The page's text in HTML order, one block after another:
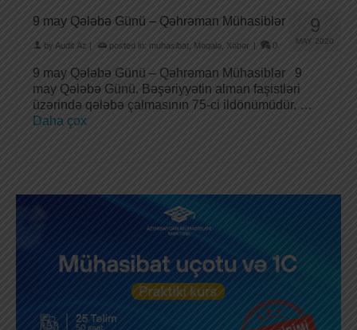
9
MAY 2020
9 may Qələbə Günü – Qəhrəman Mühasiblər
by Audit.Az | posted in: muhasibat Məqalə Xəbər | 0
9 may Qələbə Günü – Qəhrəman Mühasiblər 9
may Qələbə Günü. Bəşəriyyətin alman faşistləri
üzərində qələbə çalmasının 75-ci ildönümüdür. …
Daha çox